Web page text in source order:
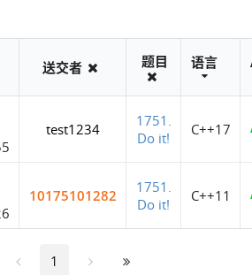
送交者 题目 语言
test1234
1751.
Do it!
C++17
10175101282
1751.
Do it!
C++11
1